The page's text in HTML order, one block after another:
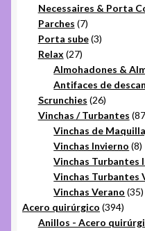
productos
Necessaires & Porta
Parches 77
productos
Porta sube 33
Relax 2727
productos
Almohadones &
Antifaces de
Scrunchies 2626
Vinchas / Turbantes 87
Vinchas de
Vinchas Invierno 88
Vinchas Turbantes
Vinchas Turbantes
Vinchas Verano 3535
Acero quirúrgico 394394
Anillos - Acero